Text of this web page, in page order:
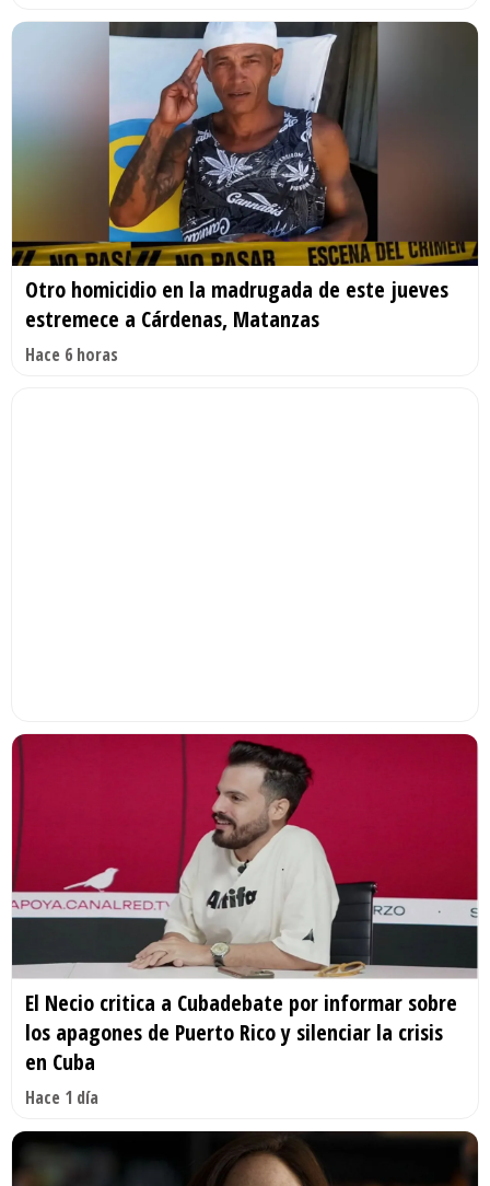
Otro homicidio en la madrugada de este jueves
estremece a Cárdenas, Matanzas
Hace 6 horas
El Necio critica a Cubadebate por informar sobre
los apagones de Puerto Rico y silenciar la crisis
en Cuba
Hace 1 día